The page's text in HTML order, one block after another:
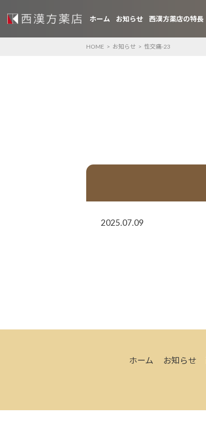
ホーム お知らせ 西漢方薬店の特長
HOME > お知らせ > 性交痛-23
2025.07.09
ホーム お知らせ